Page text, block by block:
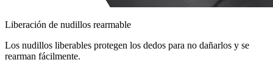
Liberación de nudillos rearmable
Los nudillos liberables protegen los dedos para no dañarlos y se
rearman fácilmente.